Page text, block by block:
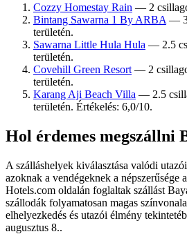
Cozzy Homestay Rain — 2
Bintang Sawarna 1 By ARBA —
területén.
Sawarna Little Hula Hula — 2.5
területén.
Covehill Green Resort — 2
területén.
Karang Aji Beach Villa — 2.5
területén. Értékelés: 6,0/10.
Hol érdemes megszállni
A szálláshelyek kiválasztása valódi
azoknak a vendégeknek a népszerűsége
Hotels.com oldalán foglaltak szállást
szállodák folyamatosan magas
elhelyezkedés és utazói élmény
augusztus 8..